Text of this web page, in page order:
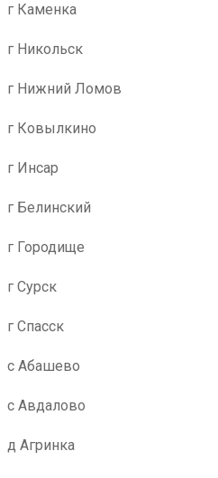
г Каменка
г Никольск
г Нижний Ломов
г Ковылкино
г Инсар
г Белинский
г Городище
г Сурск
г Спасск
с Абашево
с Авдалово
д Агринка